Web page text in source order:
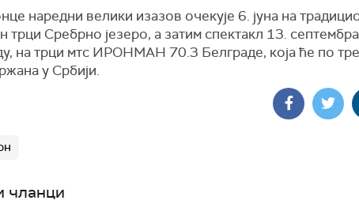
наредни велики изазов очекује 6. јуна на
трци Сребрно језеро, а затим спектакл 13.
на трци мтс ИРОНМАН 70.3 Белграде, која ће по
у Србији.
чланци